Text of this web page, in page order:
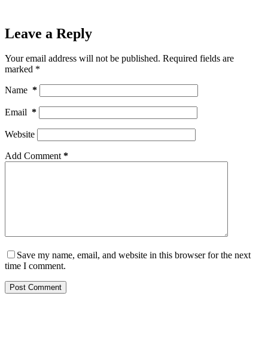
Leave a Reply
Your email address will not be published. Required fields are
marked *
Name *
Email *
Website
Add Comment*
Save my name, email, and website in this browser for the next
time I comment.
Post Comment